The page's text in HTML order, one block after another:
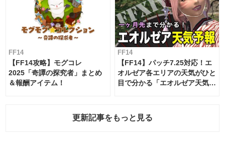
FF14
【FF14攻略】モグコレ
2025「奇譚の探究者」まとめ
＆報酬アイテム！
FF14
【FF14】パッチ7.25対応！エ
オルゼア各エリアの天気がひと
目で分かる「エオルゼア天気予
更新記事をもっと見る